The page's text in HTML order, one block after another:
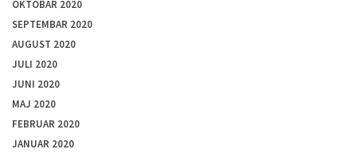
OKTOBAR 2020
SEPTEMBAR 2020
AUGUST 2020
JULI 2020
JUNI 2020
MAJ 2020
FEBRUAR 2020
JANUAR 2020